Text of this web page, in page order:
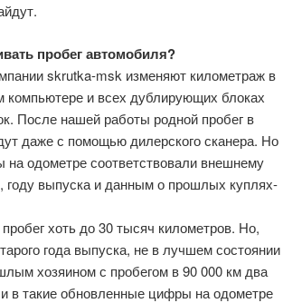
пробег автомобиля?
skrutka-msk изменяют километраж в
компьютере и всех дублирующих блоках
После нашей работы родной пробег в
даже с помощью дилерского сканера. Но
одометре соответствовали внешнему
выпуска и данным о прошлых куплях-
хоть до 30 тысяч километров. Но,
года выпуска, не в лучшем состоянии
хозяином с пробегом в 90 000 км два
в такие обновленные цифры на одометре